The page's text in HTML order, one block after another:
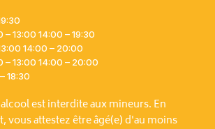
– 13:00 14:00 – 19:30
14:00 – 20:00
– 13:00 14:00 – 20:00
18:30
est interdite aux mineurs. En
vous attestez être âgé(e) d'au moins